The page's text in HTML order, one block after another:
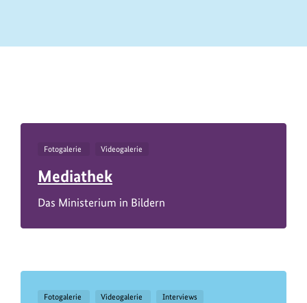
Fotogalerie Videogalerie
Mediathek
Das Ministerium in Bildern
Fotogalerie Videogalerie Interviews